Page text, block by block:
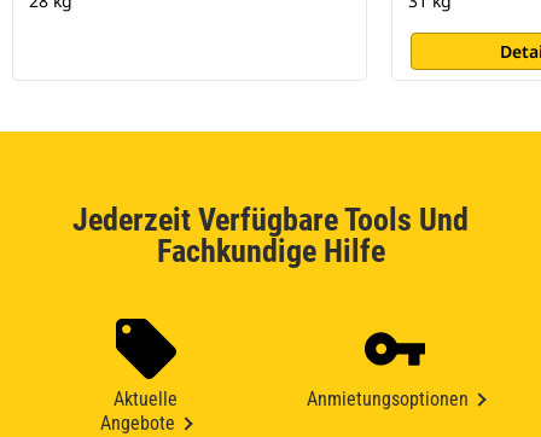
Jederzeit Verfügbare Tools Und
Fachkundige Hilfe
Aktuelle
Angebote
Anmietungsoptionen